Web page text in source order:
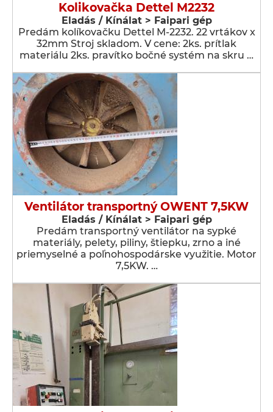
Kolikovačka Dettel M2232
Eladás / Kínálat > Faipari gép
Predám kolíkovačku Dettel M-2232. 22 vrtákov x
32mm Stroj skladom. V cene: 2ks. prítlak
materiálu 2ks. pravítko bočné systém na skru …
Ventilátor transportný OWENT 7,5KW
Eladás / Kínálat > Faipari gép
Predám transportný ventilátor na sypké
materiály, pelety, piliny, štiepku, zrno a iné
priemyselné a poľnohospodárske využitie. Motor
7,5KW. …